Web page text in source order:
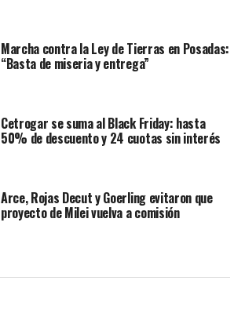
Marcha contra la Ley de Tierras en Posadas:
“Basta de miseria y entrega”
Cetrogar se suma al Black Friday: hasta
50% de descuento y 24 cuotas sin interés
Arce, Rojas Decut y Goerling evitaron que
proyecto de Milei vuelva a comisión